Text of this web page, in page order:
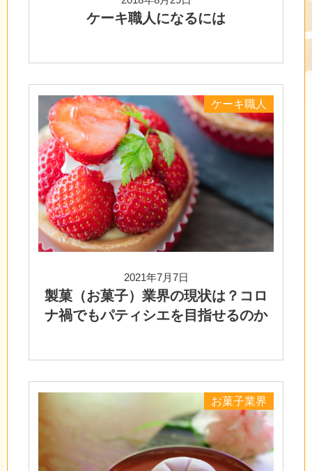
ケーキ職人になるには
ケーキ職人
2021年7月7日
製菓（お菓子）業界の現状は？コロ
ナ禍でもパティシエを目指せるのか
お菓子業界